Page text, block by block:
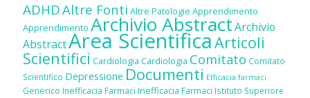
ADHDAltre Fonti Altre Patologie Apprendimento
Apprendimento Archivio AbstractArchivio
AbstractArea ScientificaArticoli
Scientifici Cardiologia Cardiologia Comitato Comitato
Scientifico Depressione Documenti Efficacia farmaci
Generico Inefficacia Farmaci Inefficacia Farmaci Istituto Superiore